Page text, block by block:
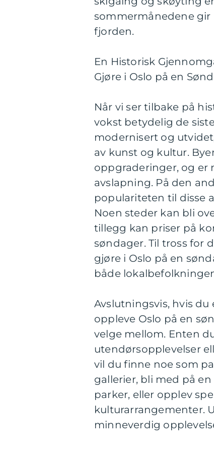
sommermånedene
fjorden.
En Historisk
Gjøre i Oslo på en
Når vi ser tilbake på
vokst betydelig de
modernisert og
av kunst og kultur.
oppgraderinger, og er
avslapning. På den
populariteten til disse
Noen steder kan bli
tillegg kan priser på
søndager. Til tross for
gjøre i Oslo på en
både
Avslutningsvis, hvis
oppleve Oslo på en
velge mellom. Enten
utendørsopplevelser
vil du finne noe som
gallerier, bli med på
parker, eller opplev
kulturarrangementer.
minneverdig